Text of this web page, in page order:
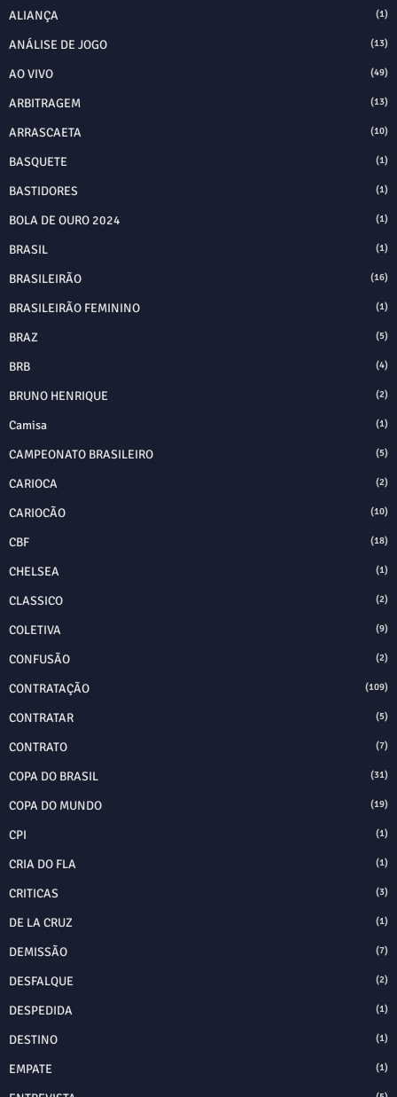
ALIANÇA (1)
ANÁLISE DE JOGO (13)
AO VIVO (49)
ARBITRAGEM (13)
ARRASCAETA (10)
BASQUETE (1)
BASTIDORES (1)
BOLA DE OURO 2024 (1)
BRASIL (1)
BRASILEIRÃO (16)
BRASILEIRÃO FEMININO (1)
BRAZ (5)
BRB (4)
BRUNO HENRIQUE (2)
Camisa (1)
CAMPEONATO BRASILEIRO (5)
CARIOCA (2)
CARIOCÃO (10)
CBF (18)
CHELSEA (1)
CLASSICO (2)
COLETIVA (9)
CONFUSÃO (2)
CONTRATAÇÃO (109)
CONTRATAR (5)
CONTRATO (7)
COPA DO BRASIL (31)
COPA DO MUNDO (19)
CPI (1)
CRIA DO FLA (1)
CRITICAS (3)
DE LA CRUZ (1)
DEMISSÃO (7)
DESFALQUE (2)
DESPEDIDA (1)
DESTINO (1)
EMPATE (1)